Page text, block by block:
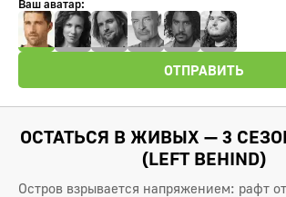
Ваш аватар:
ОТПРАВИТЬ
ОСТАТЬСЯ В ЖИВЫХ — 3
(LEFT BEHIND)
Остров взрывается напряжением: рафт